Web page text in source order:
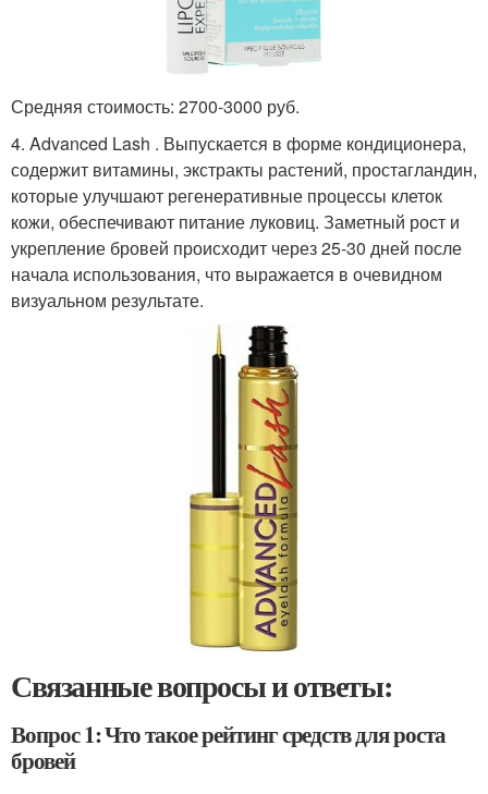
Средняя стоимость: 2700-3000 руб.
4. Advanced Lash . Выпускается в форме кондиционера,
содержит витамины, экстракты растений, простагландин,
которые улучшают регенеративные процессы клеток
кожи, обеспечивают питание луковиц. Заметный рост и
укрепление бровей происходит через 25-30 дней после
начала использования, что выражается в очевидном
визуальном результате.
Связанные вопросы и ответы:
Вопрос 1: Что такое рейтинг средств для роста
бровей